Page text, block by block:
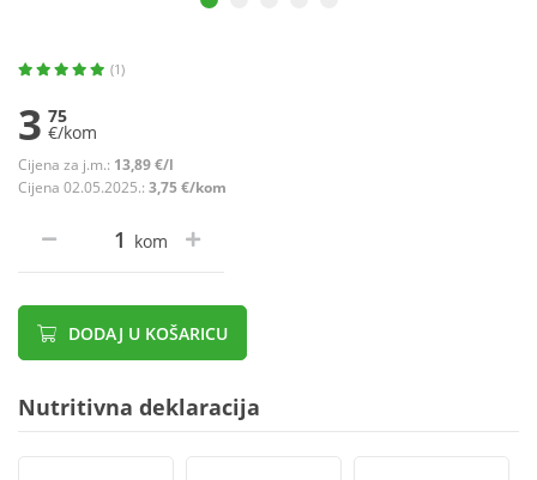
(1)
3 75
€/kom
Cijena za j.m.: 13,89 €/l
Cijena 02.05.2025.: 3,75 €/kom
kom
DODAJ U KOŠARICU
Nutritivna deklaracija